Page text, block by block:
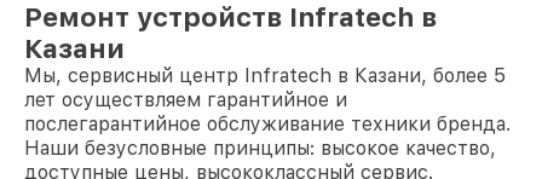
Ремонт устройств Infratech в
Казани
Мы, сервисный центр Infratech в Казани, более 5
лет осуществляем гарантийное и
послегарантийное обслуживание техники бренда.
Наши безусловные принципы: высокое качество,
доступные цены, высококлассный сервис.